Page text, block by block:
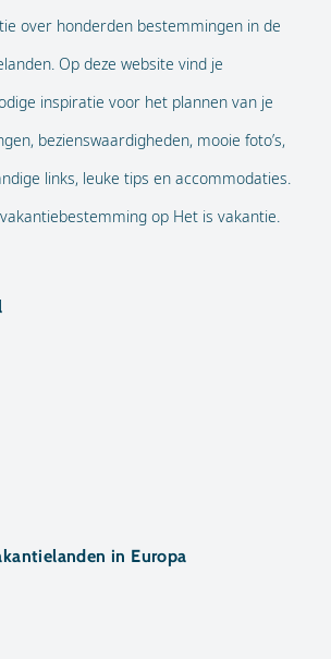
over honderden bestemmingen in de
Op deze website vind je
inspiratie voor het plannen van je
bezienswaardigheden, mooie foto’s,
links, leuke tips en accommodaties.
op Het is vakantie.
in Europa